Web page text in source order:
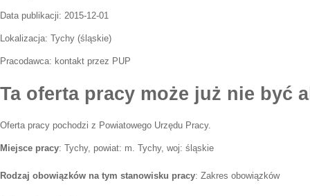
Data publikacji: 2015-12-01
Lokalizacja: Tychy (śląskie)
Pracodawca: kontakt przez PUP
Ta oferta pracy może już nie być
Oferta pracy pochodzi z Powiatowego Urzędu Pracy.
Miejsce pracy: Tychy, powiat: m. Tychy, woj: śląskie
Rodzaj obowiązków na tym stanowisku pracy: Zakres obowiązków